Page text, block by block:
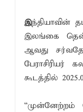
இந்தியாவின்
இலங்கை
ஆவது
கூடத்தில்
“முன்னேற்றம்